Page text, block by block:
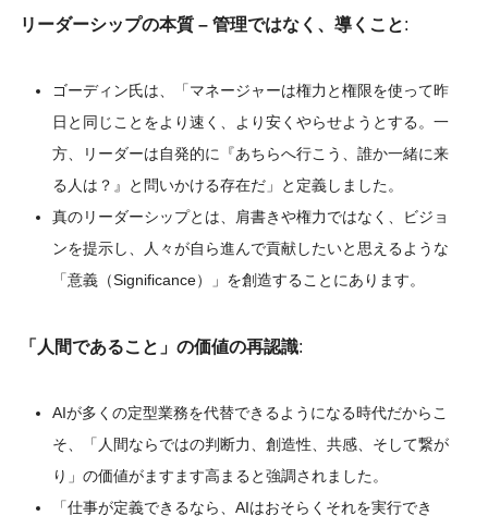
リーダーシップの本質 – 管理ではなく、導くこと:
ゴーディン氏は、「マネージャーは権力と権限を使って昨
日と同じことをより速く、より安くやらせようとする。一
方、リーダーは自発的に『あちらへ行こう、誰か一緒に来
る人は？』と問いかける存在だ」と定義しました。
真のリーダーシップとは、肩書きや権力ではなく、ビジョ
ンを提示し、人々が自ら進んで貢献したいと思えるような
「意義（Significance）」を創造することにあります。
「人間であること」の価値の再認識:
AIが多くの定型業務を代替できるようになる時代だからこ
そ、「人間ならではの判断力、創造性、共感、そして繋が
り」の価値がますます高まると強調されました。
「仕事が定義できるなら、AIはおそらくそれを実行でき